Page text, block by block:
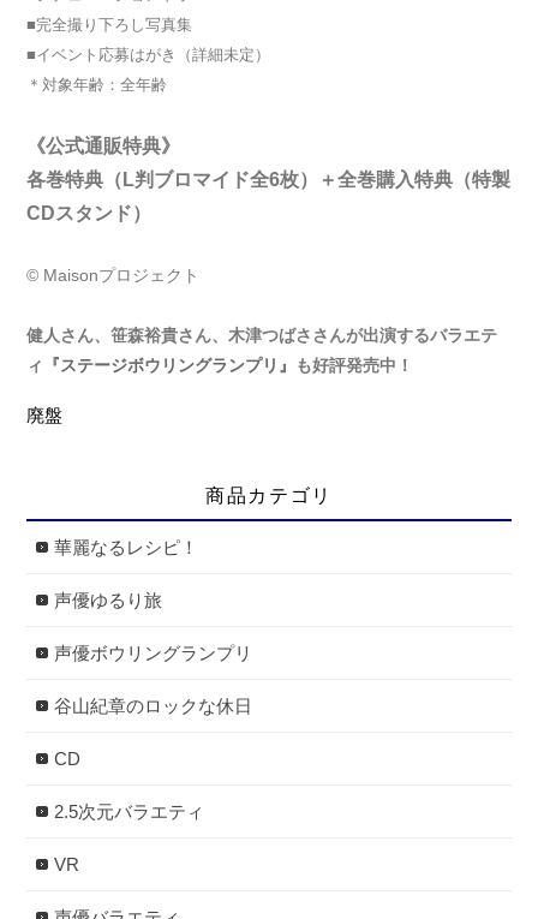
■完全撮り下ろし写真集
■イベント応募はがき（詳細未定）
＊対象年齢：全年齢
《公式通販特典》
各巻特典（L判ブロマイド全6枚）＋全巻購入特典（特製
CDスタンド）
© Maisonプロジェクト
健人さん、笹森裕貴さん、木津つばささんが出演するバラエテ
ィ
『ステージボウリングランプリ』 も好評発売中！
廃盤
商品カテゴリ
華麗なるレシピ！
声優ゆるり旅
声優ボウリングランプリ
谷山紀章のロックな休日
CD
2.5次元バラエティ
VR